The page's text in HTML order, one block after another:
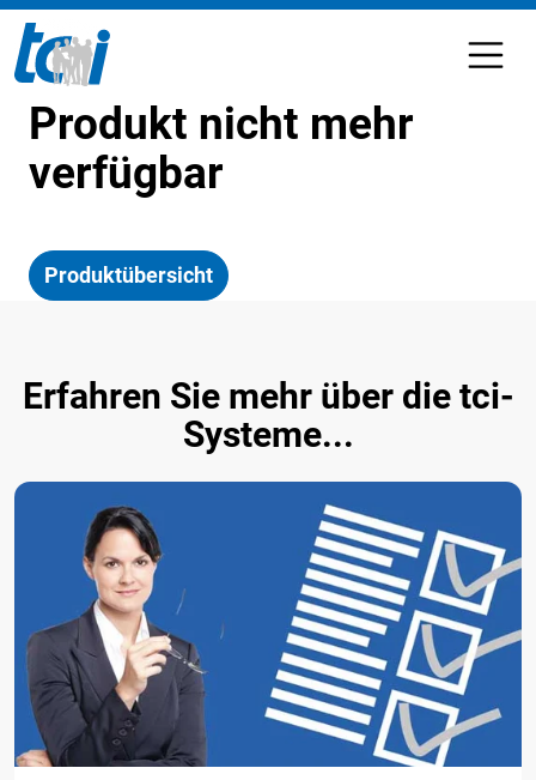
Produkt nicht mehr
verfügbar
Produktübersicht
Erfahren Sie mehr über die tci-
Systeme...